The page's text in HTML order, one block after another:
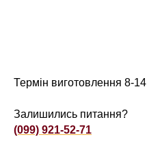
Термін виготовлення 8-
Залишились питання?
(099) 921-52-71